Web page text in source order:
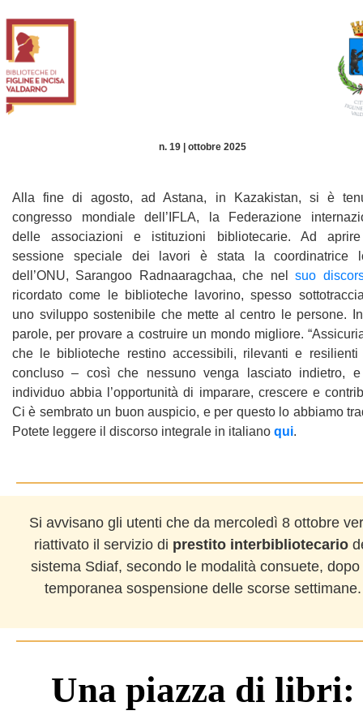
n. 19 | ottobre 2025
Alla fine di agosto, ad Astana, in Kazakistan, si è
congresso mondiale dell’IFLA, la Federazione
delle associazioni e istituzioni bibliotecarie. Ad
sessione speciale dei lavori è stata la coordinatrice
dell’ONU, Sarangoo Radnaaragchaa, che nelsuo
ricordato come le biblioteche lavorino, spesso
uno sviluppo sostenibile che mette al centro le persone.
parole, per provare a costruire un mondo migliore.
che le biblioteche restino accessibili, rilevanti e
concluso – così che nessuno venga lasciato indietro,
individuo abbia l’opportunità di imparare, crescere e
Ci è sembrato un buon auspicio, e per questo lo abbiamo
Potete leggere il discorso integrale in italiano qui.
Si avvisano gli utenti che da mercoledì 8 ottobre
riattivato il servizio di prestito interbibliotecario
sistema Sdiaf, secondo le modalità consuete, dopo
temporanea sospensione delle scorse settimane.
Una piazza di libri: